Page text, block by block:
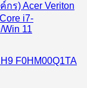
กร) Acer Veriton
i7-
11